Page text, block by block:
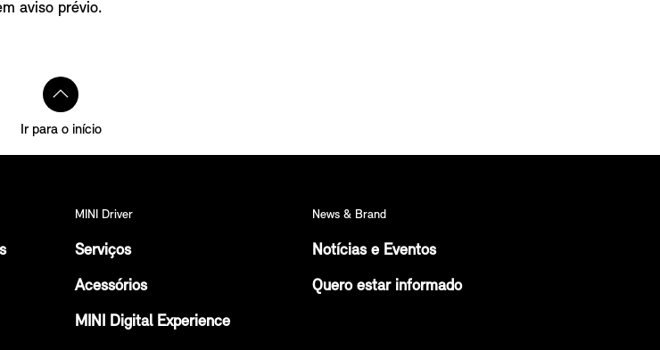
aviso prévio.
Ir para o início
MINI Driver
Serviços
Acessórios
MINI Digital Experience
News & Brand
Notícias e Eventos
Quero estar informado